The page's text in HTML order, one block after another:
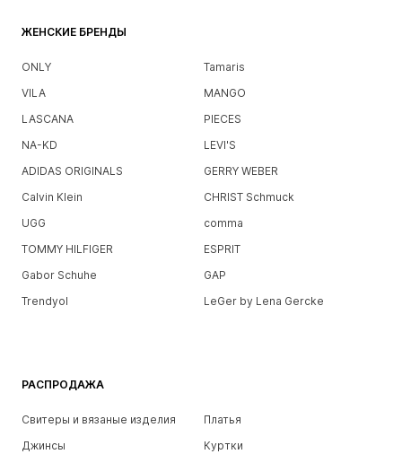
ЖЕНСКИЕ БРЕНДЫ
ONLY
Tamaris
VILA
MANGO
LASCANA
PIECES
NA-KD
LEVI'S
ADIDAS ORIGINALS
GERRY WEBER
Calvin Klein
CHRIST Schmuck
UGG
comma
TOMMY HILFIGER
ESPRIT
Gabor Schuhe
GAP
Trendyol
LeGer by Lena Gercke
РАСПРОДАЖА
Свитеры и вязаные изделия
Платья
Джинсы
Куртки